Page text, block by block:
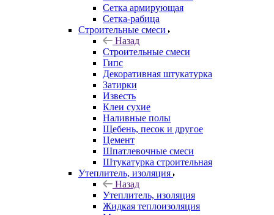
Сетка армирующая
Сетка-рабица
Строительные смеси
Назад
Строительные смеси
Гипс
Декоративная штукатурка
Затирки
Известь
Клеи сухие
Наливные полы
Щебень, песок и другое
Цемент
Шпатлевочные смеси
Штукатурка строительная
Утеплитель, изоляция
Назад
Утеплитель, изоляция
Жидкая теплоизоляция